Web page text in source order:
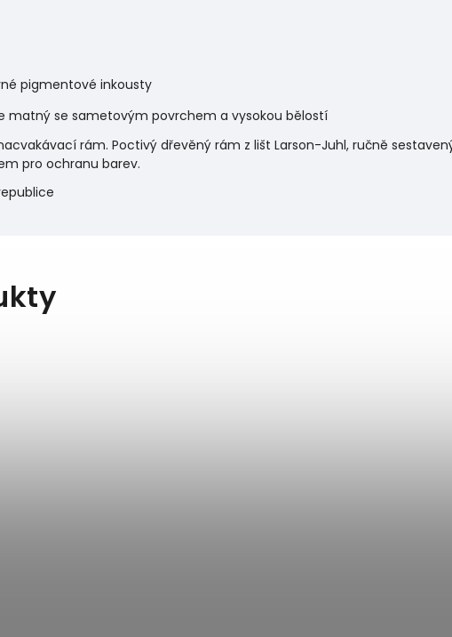
pigmentové inkousty
matný se sametovým povrchem a vysokou bělostí
rám. Poctivý dřevěný rám z lišt Larson-Juhl, ručně
pro ochranu barev.